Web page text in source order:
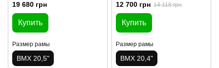
19 680 грн
Купить
Размер рамы
BMX 20,5"
12 700 грн 14 118 грн
Купить
Размер рамы
BMX 20,4"